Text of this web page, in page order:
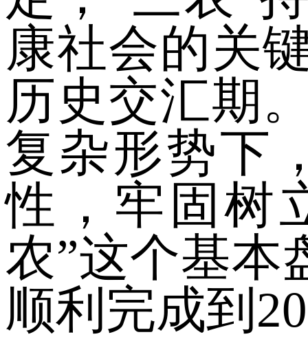
康社会的关
历史交汇期
复杂形势下
性，牢固树
农”这个基本
顺利完成到